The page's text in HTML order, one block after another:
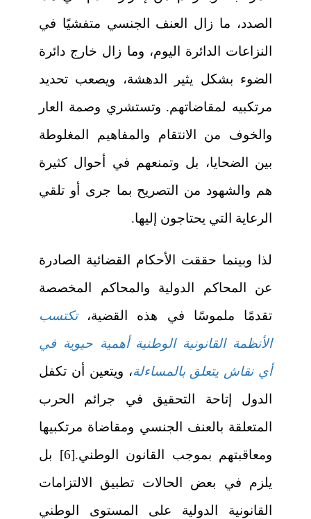
الصدد، ما زال العنف الجنسي متفشيًا في
النزاعات الدائرة اليوم، وما زال خارج دائرة
الضوء بشكل يثير الدهشة، ويصعب تحديد
مرتكبيه لمقاضاتهم. وتستشري وصمة العار
والخوف من الانتقام والمفاهيم المغلوطة
بين الضحايا، بل وتمنعهم في أحوال كثيرة
هم والشهود من التصريح بما جرى أو تلقي
الرعاية التي يحتاجون إليها.
لذا وبينما حققت الأحكام القضائية الصادرة
عن المحاكم الدولية والمحاكم المخصصة
تقدمًا ملموسًا في هذه القضية،تكتسب
الأنظمة القانونية الوطنية أهمية حيوية في
أي نقاش يتعلق بالمساءلة، ويتعين أن تكفل
الدول إتاحة التحقيق في جرائم الحرب
المتعلقة بالعنف الجنسي ومقاضاة مرتكبيها
ومعاقبتهم بموجب القانون الوطني.[6] بل
يلزم في بعض الحالات تطبيق الالتزامات
القانونية الدولية على المستوى الوطني